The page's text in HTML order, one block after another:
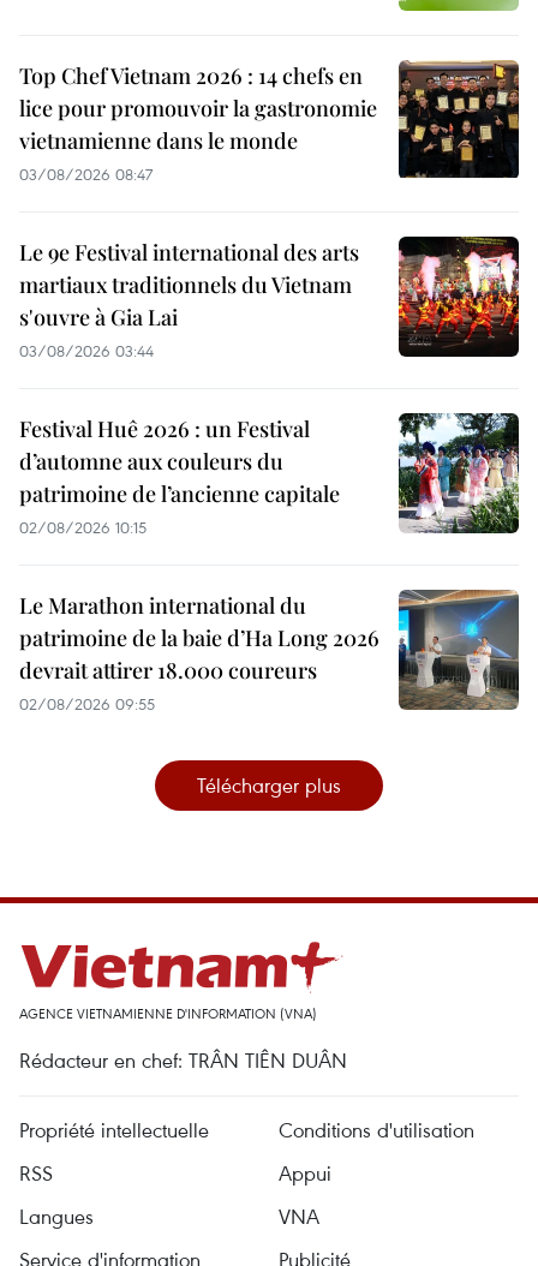
Top Chef Vietnam 2026 : 14 chefs en
lice pour promouvoir la gastronomie
vietnamienne dans le monde
03/08/2026 08:47
Le 9e Festival international des arts
martiaux traditionnels du Vietnam
s'ouvre à Gia Lai
03/08/2026 03:44
Festival Huê 2026 : un Festival
d’automne aux couleurs du
patrimoine de l’ancienne capitale
02/08/2026 10:15
Le Marathon international du
patrimoine de la baie d’Ha Long 2026
devrait attirer 18.000 coureurs
02/08/2026 09:55
Télécharger plus
AGENCE VIETNAMIENNE D'INFORMATION (VNA)
Rédacteur en chef: TRÂN TIÊN DUÂN
Propriété intellectuelle
Conditions d'utilisation
RSS
Appui
Langues
VNA
Service d'information
Publicité